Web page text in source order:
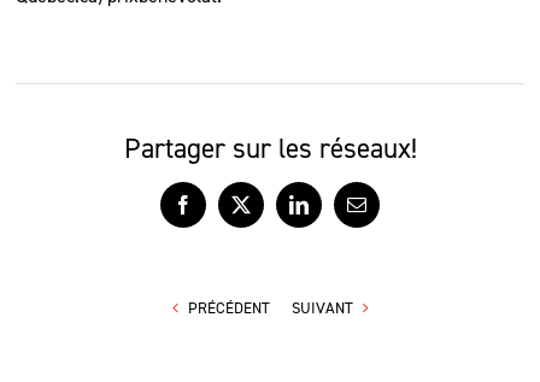
Partager sur les réseaux!
Facebook
X LinkedInCourriel
PRÉCÉDENT SUIVANT